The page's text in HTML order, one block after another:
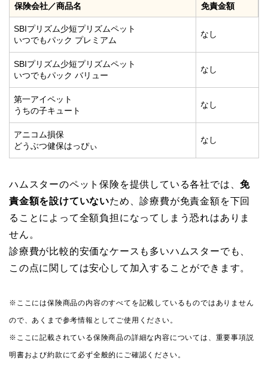
保険会社／商品名 免責金額
SBIプリズム少短プリズムペット
いつでもパック プレミアム
なし
SBIプリズム少短プリズムペット
いつでもパック バリュー
なし
第一アイペット
うちの子キュート
なし
アニコム損保
どうぶつ健保はっぴぃ
なし
ハムスターのペット保険を提供している各社では、免
責金額を設けていないため、診療費が免責金額を下回
ることによって全額負担になってしまう恐れはありま
せん。
診療費が比較的安価なケースも多いハムスターでも、
この点に関しては安心して加入することができます。
※ここには保険商品の内容のすべてを記載しているものではありません
ので、あくまで参考情報としてご使用ください。
※ここに記載されている保険商品の詳細な内容については、重要事項説
明書および約款にて必ず全般的にご確認ください。